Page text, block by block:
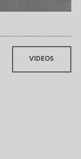
VIDEOS